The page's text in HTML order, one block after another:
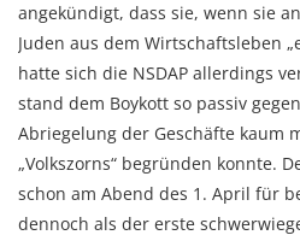
angekündigt, dass sie, wenn sie
Juden aus dem Wirtschaftsleben
hatte sich die NSDAP allerdings
stand dem Boykott so passiv
Abriegelung der Geschäfte kaum
„Volkszorns“ begründen konnte.
schon am Abend des 1. April für
dennoch als der erste